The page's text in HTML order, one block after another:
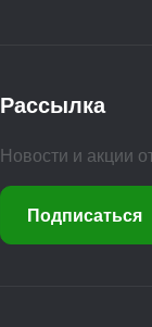
Рассылка
Новости и акции
Подписаться